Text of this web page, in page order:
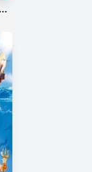
Barbie Fairytopia: Mermaidia